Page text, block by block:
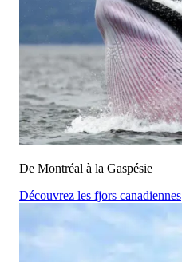
De Montréal à la Gaspésie
Découvrez les fjors canadiennes